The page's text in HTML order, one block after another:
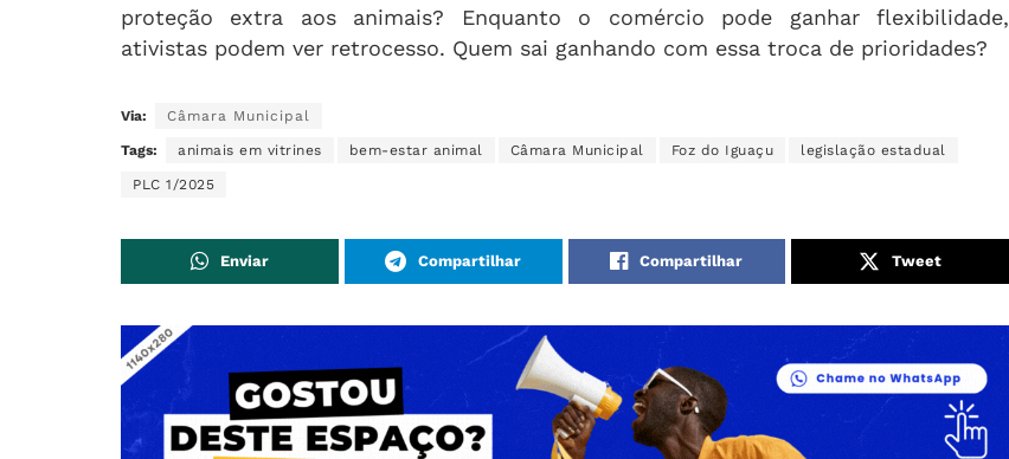
proteção extra aos animais? Enquanto o comércio pode ganhar flexibilidade,
ativistas podem ver retrocesso. Quem sai ganhando com essa troca de prioridades?
Via: Câmara Municipal
Tags: animais em vitrines bem-estar animal Câmara Municipal Foz do Iguaçu legislação estadual
PLC 1/2025
Enviar Compartilhar Compartilhar Tweet